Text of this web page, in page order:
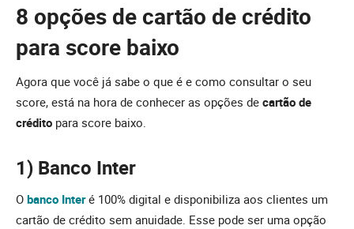
8 opções de cartão de crédito
para score baixo
Agora que você já sabe o que é e como consultar o seu
score, está na hora de conhecer as opções de cartão de
crédito para score baixo.
1) Banco Inter
O banco Interé 100% digital e disponibiliza aos clientes um
cartão de crédito sem anuidade. Esse pode ser uma opção